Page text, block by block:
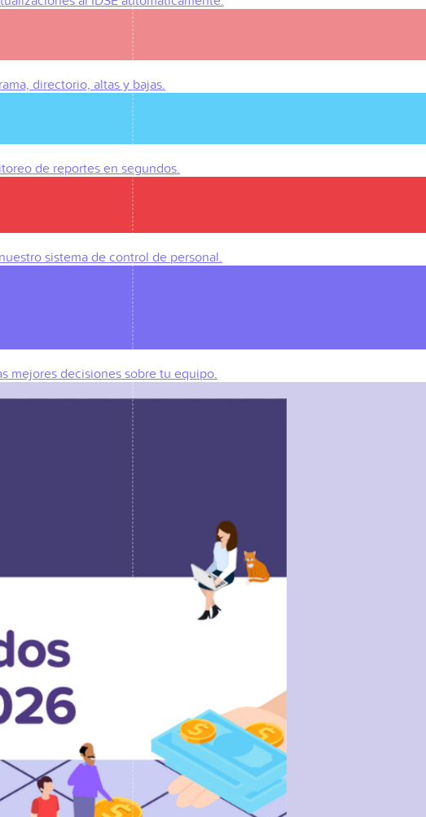
directorio, altas y bajas.
de reportes en segundos.
sistema de control de personal.
mejores decisiones sobre tu equipo.